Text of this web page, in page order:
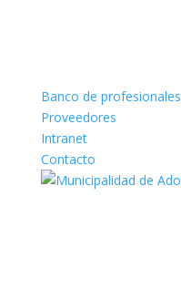
Banco de profesionales
Proveedores
Intranet
Contacto